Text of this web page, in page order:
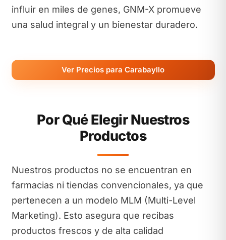
influir en miles de genes, GNM-X promueve
una salud integral y un bienestar duradero.
Ver Precios para Carabayllo
Por Qué Elegir Nuestros
Productos
Nuestros productos no se encuentran en
farmacias ni tiendas convencionales, ya que
pertenecen a un modelo MLM (Multi-Level
Marketing). Esto asegura que recibas
productos frescos y de alta calidad